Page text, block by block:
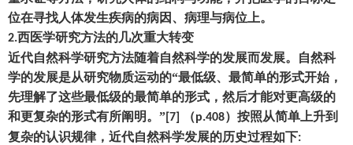
位在寻找人体发生疾病的病因、病理与病位上。
2.西医学研究方法的几次重大转变
近代自然科学研究方法随着自然科学的发展而发展。自然科
学的发展是从研究物质运动的“最低级、最简单的形式开始，
先理解了这些最低级的最简单的形式 ， 然后才能对更高级的
和更复杂的形式有所阐明。 ” [7] （p.408） 按照从简单上升到
复杂的认识规律， 近代自然科学发展的历史过程如下: